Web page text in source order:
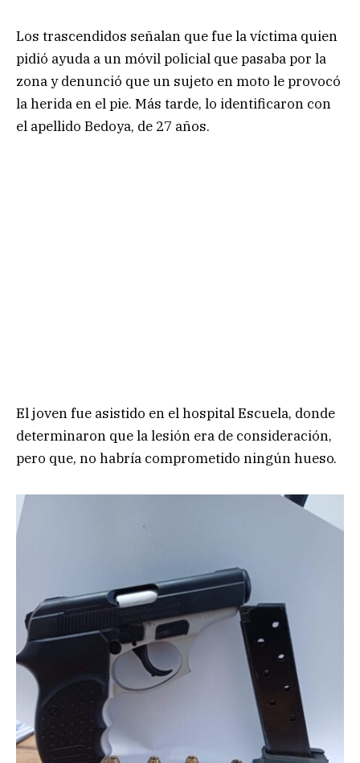
Los trascendidos señalan que fue la víctima quien
pidió ayuda a un móvil policial que pasaba por la
zona y denunció que un sujeto en moto le provocó
la herida en el pie. Más tarde, lo identificaron con
el apellido Bedoya, de 27 años.
El joven fue asistido en el hospital Escuela, donde
determinaron que la lesión era de consideración,
pero que, no habría comprometido ningún hueso.